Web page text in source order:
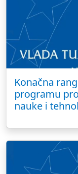
Konačna
programu
nauke i